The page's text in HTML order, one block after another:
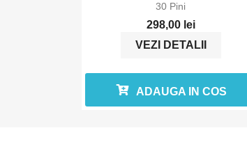
30 Pini
298,00 lei
VEZI DETALII
ADAUGA IN COS